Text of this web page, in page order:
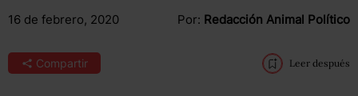
16 de febrero, 2020 Por: Redacción Animal Político
Compartir Leer después